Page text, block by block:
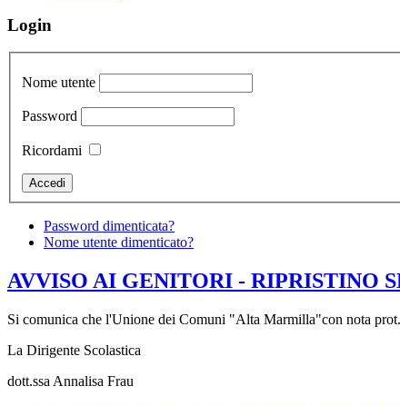
Login
Nome utente
Password
Ricordami
Password dimenticata?
Nome utente dimenticato?
AVVISO AI GENITORI - RIPRISTINO
Si comunica che l'Unione dei Comuni "Alta Marmilla"con nota
La Dirigente Scolastica
dott.ssa Annalisa Frau